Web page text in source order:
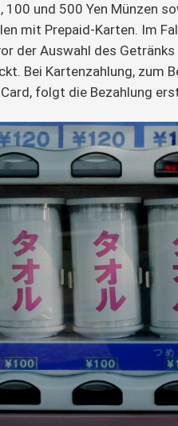
100 und 500 Yen Münzen
mit Prepaid-Karten. Im
der Auswahl des
Bei Kartenzahlung, zum
folgt die Bezahlung